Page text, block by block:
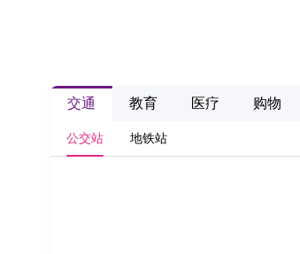
交通 教育 医疗 购物
公交站 地铁站